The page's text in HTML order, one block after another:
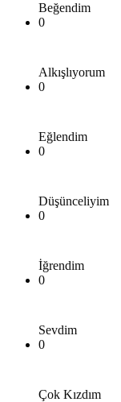
Beğendim
0
Alkışlıyorum
0
Eğlendim
0
Düşünceliyim
0
İğrendim
0
Sevdim
0
Çok Kızdım